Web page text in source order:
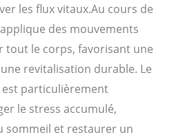
les flux vitaux.Au cours de
des mouvements
tout le corps, favorisant une
revitalisation durable. Le
est particulièrement
le stress accumulé,
sommeil et restaurer un